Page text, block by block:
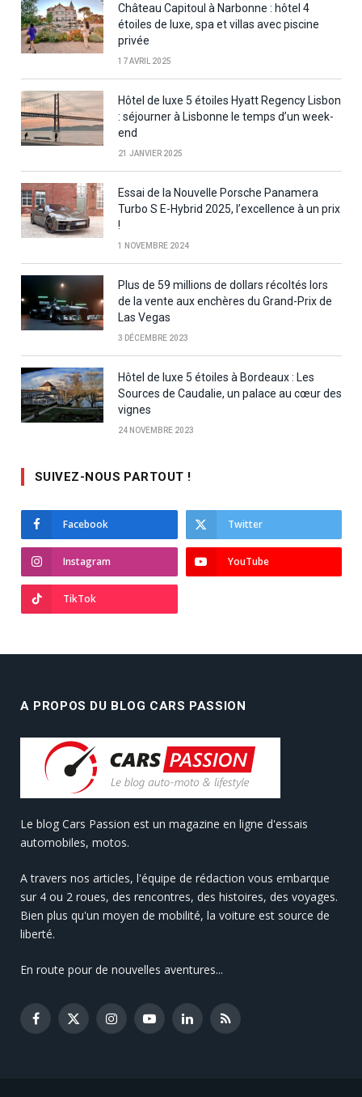
Château Capitoul à Narbonne : hôtel 4
étoiles de luxe, spa et villas avec piscine
privée
17 AVRIL 2025
Hôtel de luxe 5 étoiles Hyatt Regency Lisbon
: séjourner à Lisbonne le temps d’un week-
end
21 JANVIER 2025
Essai de la Nouvelle Porsche Panamera
Turbo S E-Hybrid 2025, l’excellence à un prix
!
1 NOVEMBRE 2024
Plus de 59 millions de dollars récoltés lors
de la vente aux enchères du Grand-Prix de
Las Vegas
3 DÉCEMBRE 2023
Hôtel de luxe 5 étoiles à Bordeaux : Les
Sources de Caudalie, un palace au cœur des
vignes
24 NOVEMBRE 2023
SUIVEZ-NOUS PARTOUT !
Facebook Twitter
Instagram YouTube
TikTok
A PROPOS DU BLOG CARS PASSION
Le blog Cars Passion est un magazine en ligne d'essais
automobiles, motos.
A travers nos articles, l'équipe de rédaction vous embarque
sur 4 ou 2 roues, des rencontres, des histoires, des voyages.
Bien plus qu'un moyen de mobilité, la voiture est source de
liberté.
En route pour de nouvelles aventures...
Facebook
X
InstagramYouTubeLinkedInRSS